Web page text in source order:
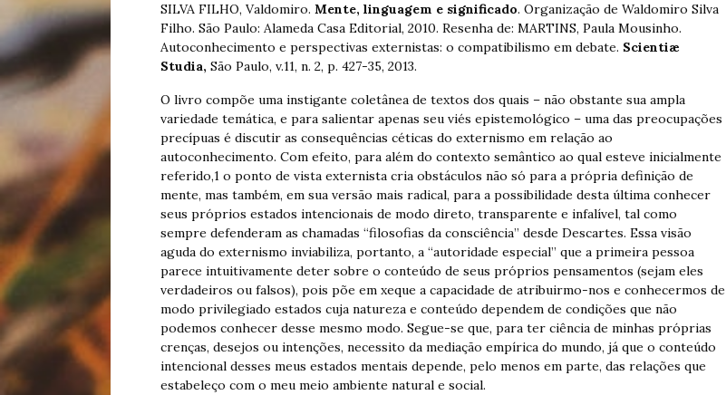
SILVA FILHO, Valdomiro. Mente, linguagem e significado. Organização de Waldomiro Silva
Filho. São Paulo: Alameda Casa Editorial, 2010. Resenha de: MARTINS, Paula Mousinho.
Autoconhecimento e perspectivas externistas: o compatibilismo em debate. Scientiæ
Studia, São Paulo, v.11, n. 2, p. 427-35, 2013.
O livro compõe uma instigante coletânea de textos dos quais – não obstante sua ampla
variedade temática, e para salientar apenas seu viés epistemológico – uma das preocupações
precípuas é discutir as consequências céticas do externismo em relação ao
autoconhecimento. Com efeito, para além do contexto semântico ao qual esteve inicialmente
referido,1 o ponto de vista externista cria obstáculos não só para a própria definição de
mente, mas também, em sua versão mais radical, para a possibilidade desta última conhecer
seus próprios estados intencionais de modo direto, transparente e infalível, tal como
sempre defenderam as chamadas “filosofias da consciência” desde Descartes. Essa visão
aguda do externismo inviabiliza, portanto, a “autoridade especial” que a primeira pessoa
parece intuitivamente deter sobre o conteúdo de seus próprios pensamentos (sejam eles
verdadeiros ou falsos), pois põe em xeque a capacidade de atribuirmo-nos e conhecermos de
modo privilegiado estados cuja natureza e conteúdo dependem de condições que não
podemos conhecer desse mesmo modo. Segue-se que, para ter ciência de minhas próprias
crenças, desejos ou intenções, necessito da mediação empírica do mundo, já que o conteúdo
intencional desses meus estados mentais depende, pelo menos em parte, das relações que
estabeleço com o meu meio ambiente natural e social.